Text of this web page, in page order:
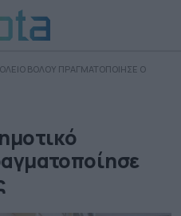
ΒΟΛΟΥ ΠΡΑΓΜΑΤΟΠΟΙΗΣΕ Ο